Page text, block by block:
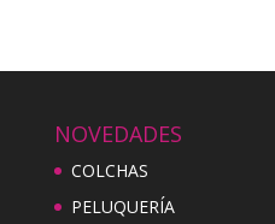
NOVEDADES
COLCHAS
PELUQUERÍA